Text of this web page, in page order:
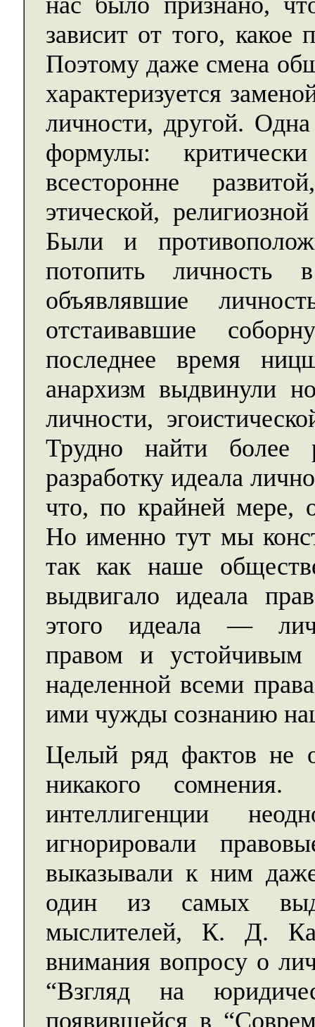
зависит от того, какое
Поэтому даже смена
характеризуется
личности, другой.
формулы:
всесторонне
этической,
Были и
потопить личность
объявлявшие
отстаивавшие
последнее время
анархизм выдвинули
личности,
Трудно найти более
разработку идеала
что, по крайней мере,
Но именно тут мы
так как наше
выдвигало идеала
этого идеала —
правом и устойчивым
наделенной всеми
ими чужды сознанию
Целый ряд фактов не
никакого
интеллигенции
игнорировали
выказывали к ним
один из самых
мыслителей, К. Д.
внимания вопросу о
“Взгляд на
появившейся в